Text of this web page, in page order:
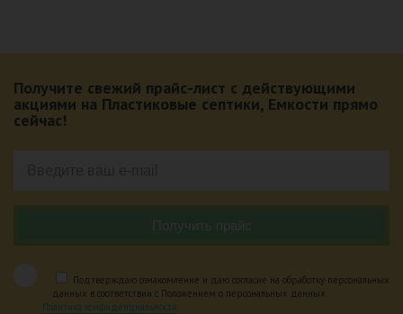
Получите свежий прайс-лист с действующими
акциями на Пластиковые септики, Емкости прямо
сейчас!
Подтверждаю ознакомление и даю согласие на обработку персональных
данных в соответствии с Положением о персональных данных.
Политика конфиденциальности